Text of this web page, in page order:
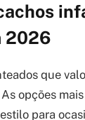
2026
que
opções
para